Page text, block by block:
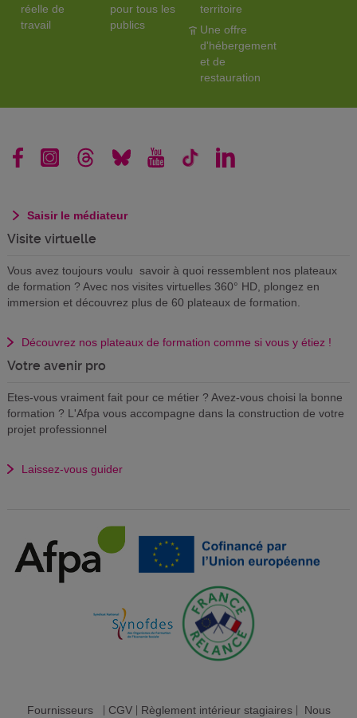
réelle de
travail
pour tous les
publics
territoire
Une offre
d'hébergement
et de
restauration
Saisir le médiateur
Visite virtuelle
Vous avez toujours voulu savoir à quoi ressemblent nos plateaux
de formation ? Avec nos visites virtuelles 360° HD, plongez en
immersion et découvrez plus de 60 plateaux de formation.
Découvrez nos plateaux de formation comme si vous y étiez !
Votre avenir pro
Etes-vous vraiment fait pour ce métier ? Avez-vous choisi la bonne
formation ? L'Afpa vous accompagne dans la construction de votre
projet professionnel
Laissez-vous guider
Fournisseurs| CGV| Règlement intérieur stagiaires| Nous